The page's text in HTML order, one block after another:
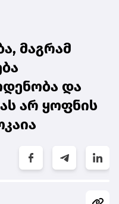
მაგრამ
და
არ ყოფნის